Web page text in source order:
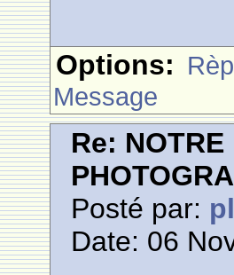
Options:
Message
Re:
Posté par:
Date: 06